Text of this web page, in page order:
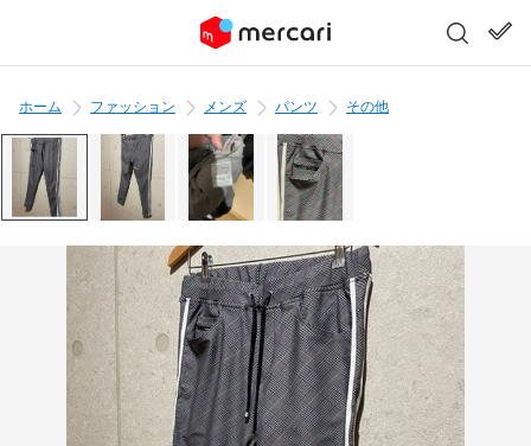
ホーム ファッション メンズ パンツ その他